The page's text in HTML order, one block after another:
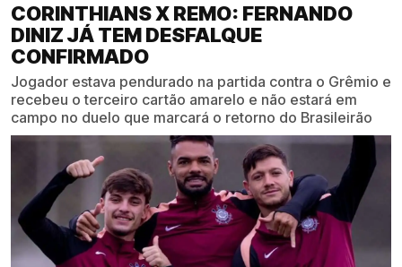
CORINTHIANS X REMO: FERNANDO
DINIZ JÁ TEM DESFALQUE
CONFIRMADO
Jogador estava pendurado na partida contra o Grêmio e
recebeu o terceiro cartão amarelo e não estará em
campo no duelo que marcará o retorno do Brasileirão